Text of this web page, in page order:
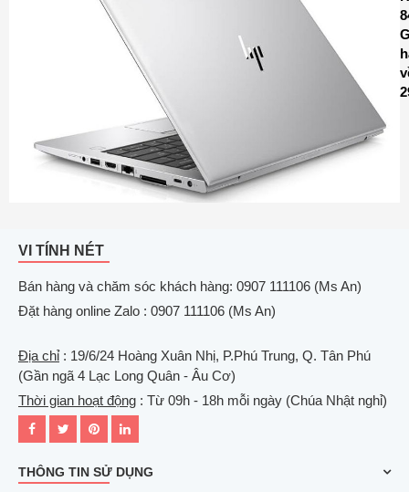
VI TÍNH NÉT
Bán hàng và chăm sóc khách hàng: 0907 111106 (Ms An)
Đặt hàng online Zalo : 0907 111106 (Ms An)
Địa chỉ: 19/6/24 Hoàng Xuân Nhị, P.Phú Trung, Q. Tân Phú
(Gần ngã 4 Lạc Long Quân - Âu Cơ)
Thời gian hoạt động : Từ 09h - 18h mỗi ngày (Chúa Nhật nghỉ)
THÔNG TIN SỬ DỤNG